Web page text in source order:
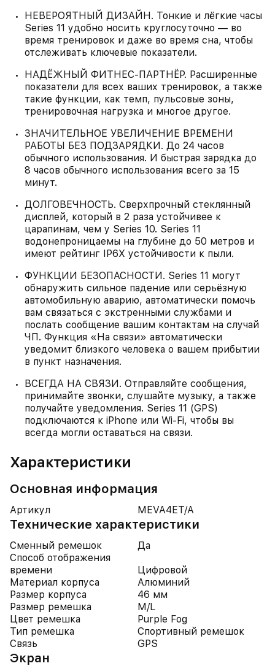
НЕВЕРОЯТНЫЙ ДИЗАЙН. Тонкие и лёгкие часы
Series 11 удобно носить круглосуточно — во
время тренировок и даже во время сна, чтобы
отслеживать ключевые показатели.
НАДЁЖНЫЙ ФИТНЕС‑ПАРТНЁР. Расширенные
показатели для всех ваших тренировок, а также
такие функции, как темп, пульсовые зоны,
тренировочная нагрузка и многое другое.
ЗНАЧИТЕЛЬНОЕ УВЕЛИЧЕНИЕ ВРЕМЕНИ
РАБОТЫ БЕЗ ПОДЗАРЯДКИ. До 24 часов
обычного использования. И быстрая зарядка до
8 часов обычного использования всего за 15
минут.
ДОЛГОВЕЧНОСТЬ. Сверхпрочный стеклянный
дисплей, который в 2 раза устойчивее к
царапинам, чем у Series 10. Series 11
водонепроницаемы на глубине до 50 метров и
имеют рейтинг IP6X устойчивости к пыли.
ФУНКЦИИ БЕЗОПАСНОСТИ. Series 11 могут
обнаружить сильное падение или серьёзную
автомобильную аварию, автоматически помочь
вам связаться с экстренными службами и
послать сообщение вашим контактам на случай
ЧП. Функция «На связи» автоматически
уведомит близкого человека о вашем прибытии
в пункт назначения.
ВСЕГДА НА СВЯЗИ. Отправляйте сообщения,
принимайте звонки, слушайте музыку, а также
получайте уведомления. Series 11 (GPS)
подключаются к iPhone или Wi‑Fi, чтобы вы
всегда могли оставаться на связи.
Характеристики
Основная информация
Артикул MEVA4ET/A
Технические характеристики
Сменный ремешок
Да
Способ отображения
времени
Цифровой
Материал корпуса
Алюминий
Размер корпуса
46 мм
Размер ремешка
M/L
Цвет ремешка
Purple Fog
Тип ремешка
Спортивный ремешок
Связь
GPS
Экран